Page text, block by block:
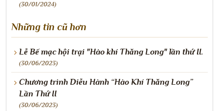
(30/01/2024)
Những tin cũ hơn
Lễ Bế mạc hội trại "Hào khí Thăng Long" lần thứ II.
(30/06/2023)
Chương trình Diễu Hành “Hào Khí Thăng Long”
Lần Thứ II
(30/06/2023)